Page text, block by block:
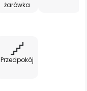
żarówka
Przedpokój